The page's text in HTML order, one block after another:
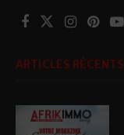
ARTICLES RÉCENTS